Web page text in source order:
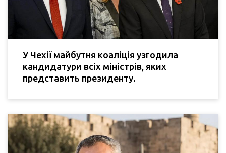
У Чехії майбутня коаліція узгодила
кандидатури всіх міністрів, яких
представить президенту.